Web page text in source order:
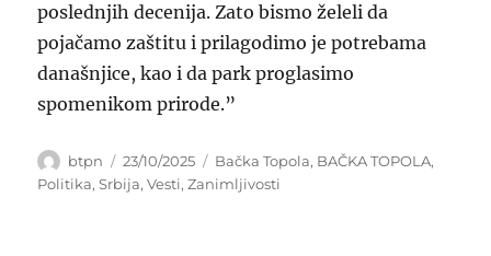
poslednjih decenija. Zato bismo želeli da
pojačamo zaštitu i prilagodimo je potrebama
današnjice, kao i da park proglasimo
spomenikom prirode.”
Author
btpn
Posted
on
23/10/2025 Categories
Bačka Topola, BAČKA TOPOLA,
Politika,Srbija,Vesti,Zanimljivosti